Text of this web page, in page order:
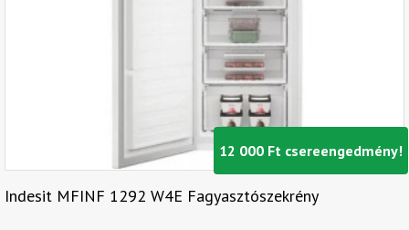
12 000 Ft csereengedmény!
Indesit MFINF 1292 W4E Fagyasztószekrény